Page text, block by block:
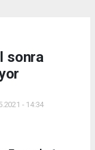
sonra
- 14:34